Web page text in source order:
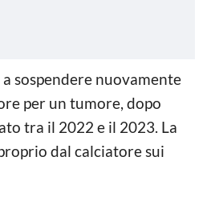
sospendere nuovamente
per un tumore, dopo
tra il 2022 e il 2023. La
dal calciatore sui